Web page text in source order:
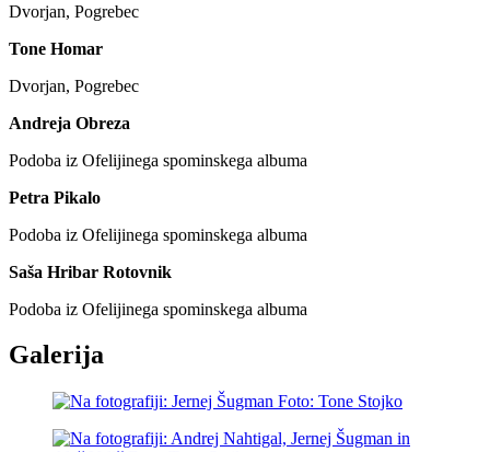
Dvorjan, Pogrebec
Tone Homar
Dvorjan, Pogrebec
Andreja Obreza
Podoba iz Ofelijinega spominskega albuma
Petra Pikalo
Podoba iz Ofelijinega spominskega albuma
Saša Hribar Rotovnik
Podoba iz Ofelijinega spominskega albuma
Galerija